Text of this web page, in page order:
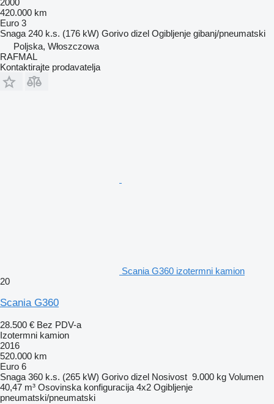
2000
420.000 km
Euro 3
Snaga 240 k.s. (176 kW) Gorivo dizel Ogibljenje gibanj/pneumatski
Poljska, Włoszczowa
RAFMAL
Kontaktirajte prodavatelja
Scania G360 izotermni kamion
20
Scania G360
28.500 € Bez PDV-a
Izotermni kamion
2016
520.000 km
Euro 6
Snaga 360 k.s. (265 kW) Gorivo dizel Nosivost 9.000 kg Volumen
40,47 m³ Osovinska konfiguracija 4x2 Ogibljenje
pneumatski/pneumatski